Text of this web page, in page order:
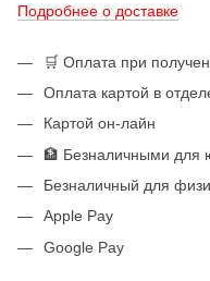
Подробнее о доставке
🛒 Оплата при
Оплата картой в
Картой он-лайн
🏦 Безналичными для
Безналичный для
Apple Pay
Google Pay